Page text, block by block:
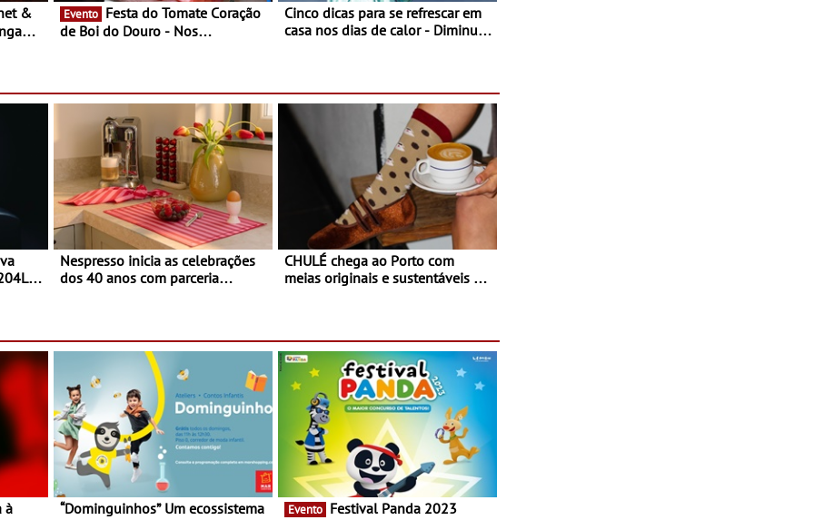
Evento
de Boi do Douro - Nos
Cinco dicas para se refrescar em
casa nos dias de calor - Diminuir
Nespresso inicia as celebrações
dos 40 anos com parceria
Torres Novas
CHULÉ chega ao Porto com
meias originais e sustentáveis - A
à
“Dominguinhos” Um ecossistema
Evento